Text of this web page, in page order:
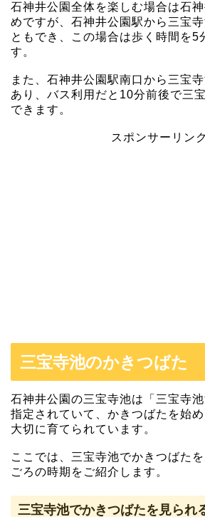
石神井公園全体を楽しむ場合は石
めですが、石神井公園駅から三宝
ともでき、この場合は歩く時間を5
す。
また、石神井公園駅南口から三宝
あり、バス利用だと10分前後で三
できます。
スポンサーリンク
三宝寺池のかきつばた
石神井公園の三宝寺池は「三宝寺
指定されていて、かきつばたを始
大切に育てられています。
ここでは、三宝寺池でかきつばた
ごろの時期をご紹介します。
三宝寺池でかきつばたを見られ